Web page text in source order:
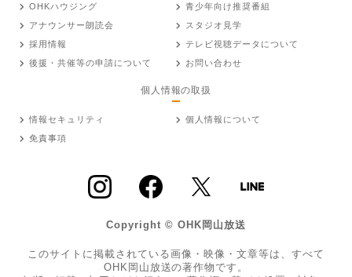
OHKハウジング
青少年向け推奨番組
アナウンサー朗読会
スタジオ見学
採用情報
テレビ視聴データについて
後援・共催等の申請について
お問い合わせ
個人情報の取扱
情報セキュリティ
個人情報について
免責事項
Copyright © OHK岡山放送
このサイトに掲載されている画像・映像・文章等は、すべて
OHK岡山放送の著作物です。